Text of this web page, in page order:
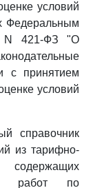
условий
Федеральным
N 421-ФЗ "О
с принятием
условий
справочник
из тарифно-
содержащих
работ по